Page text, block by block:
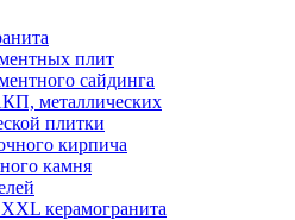
плит
сайдинга
металлических
плитки
кирпича
камня
керамогранита